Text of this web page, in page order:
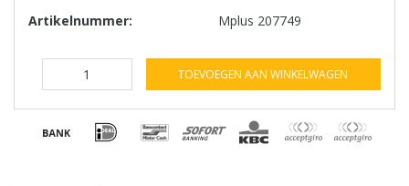
Artikelnummer: Mplus 207749
TOEVOEGEN AAN WINKELWAGEN